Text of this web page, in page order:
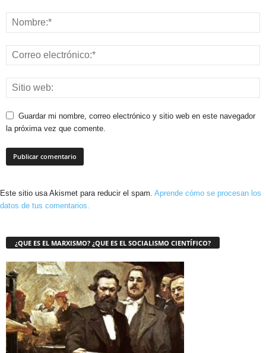
Guardar mi nombre, correo electrónico y sitio web en este navegador
la próxima vez que comente.
Este sitio usa Akismet para reducir el spam. Aprende cómo se procesan los
datos de tus comentarios.
¿QUE ES EL MARXISMO? ¿QUE ES EL SOCIALISMO CIENTÍFICO?